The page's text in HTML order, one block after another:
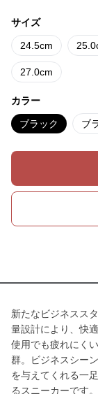
サイズ
24.5cm
27.0cm
カラー
ブラック ブ
新たなビジネスス
量設計により、快
使用でも疲れにく
群。ビジネスシー
を与えてくれる一
るスニーカーです。